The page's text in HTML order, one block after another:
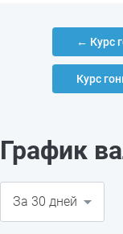
← Курс
Курс
График